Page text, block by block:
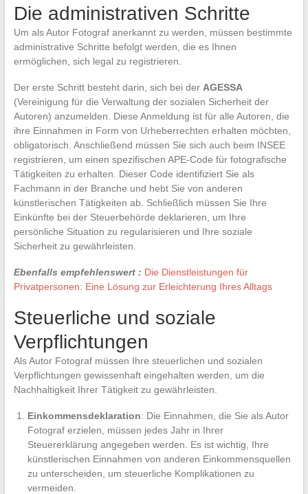
Die administrativen Schritte
Um als Autor Fotograf anerkannt zu werden, müssen bestimmte
administrative Schritte befolgt werden, die es Ihnen
ermöglichen, sich legal zu registrieren.
Der erste Schritt besteht darin, sich bei der AGESSA
(Vereinigung für die Verwaltung der sozialen Sicherheit der
Autoren) anzumelden. Diese Anmeldung ist für alle Autoren, die
ihre Einnahmen in Form von Urheberrechten erhalten möchten,
obligatorisch. Anschließend müssen Sie sich auch beim INSEE
registrieren, um einen spezifischen APE-Code für fotografische
Tätigkeiten zu erhalten. Dieser Code identifiziert Sie als
Fachmann in der Branche und hebt Sie von anderen
künstlerischen Tätigkeiten ab. Schließlich müssen Sie Ihre
Einkünfte bei der Steuerbehörde deklarieren, um Ihre
persönliche Situation zu regularisieren und Ihre soziale
Sicherheit zu gewährleisten.
Ebenfalls empfehlenswert : Die Dienstleistungen für
Privatpersonen: Eine Lösung zur Erleichterung Ihres Alltags
Steuerliche und soziale
Verpflichtungen
Als Autor Fotograf müssen Ihre steuerlichen und sozialen
Verpflichtungen gewissenhaft eingehalten werden, um die
Nachhaltigkeit Ihrer Tätigkeit zu gewährleisten.
Einkommensdeklaration: Die Einnahmen, die Sie als Autor
Fotograf erzielen, müssen jedes Jahr in Ihrer
Steuererklärung angegeben werden. Es ist wichtig, Ihre
künstlerischen Einnahmen von anderen Einkommensquellen
zu unterscheiden, um steuerliche Komplikationen zu
vermeiden.